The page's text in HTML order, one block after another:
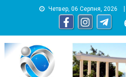
Четвер, 06 Серпня, 2026
информационный портал